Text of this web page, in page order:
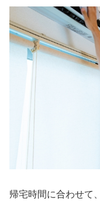
帰宅時間に合わせて